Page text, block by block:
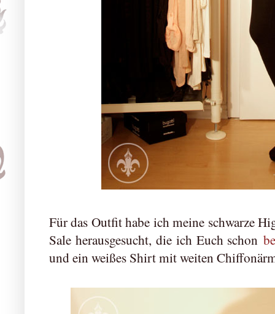
Für das Outfit habe ich meine schwarze
Sale herausgesucht, die ich Euch schon
und ein weißes Shirt mit weiten